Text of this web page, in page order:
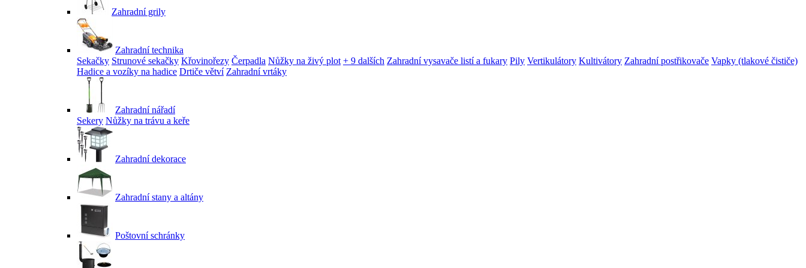
Zahradní grily
Zahradní technika
Sekačky Strunové sekačky Křovinořezy Čerpadla Nůžky na živý plot + 9 dalších Zahradní vysavače listí a fukary Pily Vertikulátory Kultivátory Zahradní postřikovače Vapky (tlakové čističe)
Hadice a vozíky na hadice Drtiče větví Zahradní vrtáky
Zahradní nářadí
Sekery Nůžky na trávu a keře
Zahradní dekorace
Zahradní stany a altány
Poštovní schránky